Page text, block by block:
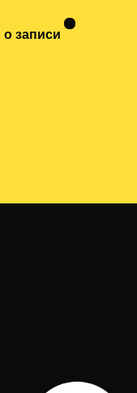
записи